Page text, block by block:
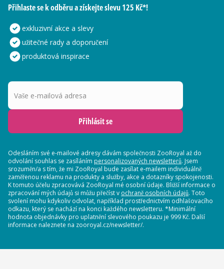
Přihlaste se k odběru a získejte slevu 125 Kč*!
exkluzivní akce a slevy
užitečné rady a doporučení
produktová inspirace
Vaše e-mailová adresa
Přihlásit se
Odesláním své e-mailové adresy dávám společnosti ZooRoyal až do
odvolání souhlas se zasíláním personalizovaných newsletterů. Jsem
srozuměn/a s tím, že mi ZooRoyal bude zasílat e-mailem individuálně
zaměřenou reklamu na produkty a služby, akce a dotazníky spokojenosti.
K tomuto účelu zpracovává ZooRoyal mé osobní údaje. Bližší informace o
zpracování mých údajů si můžu přečíst v ochraně osobních údajů. Toto
svolení mohu kdykoliv odvolat, například prostřednictvím odhlašovacího
odkazu, který se nachází na konci každého newsletteru. *Minimální
hodnota objednávky pro uplatnění slevového poukazu je 999 Kč. Další
informace naleznete na zooroyal.cz/newsletter/.